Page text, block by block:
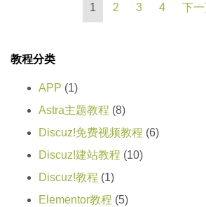
1 2 3 4 下
教程分类
APP (1)
Astra主题教程 (8)
Discuz!免费视频教程 (6)
Discuz!建站教程 (10)
Discuz!教程 (1)
Elementor教程 (5)